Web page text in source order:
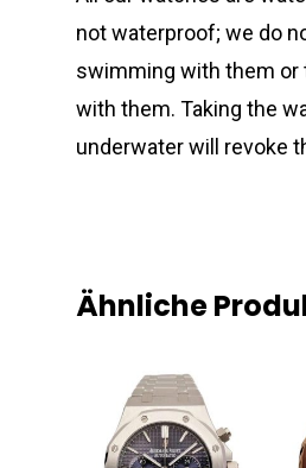
not waterproof; we do
swimming with them or
with them. Taking the
underwater will revoke
Ähnliche